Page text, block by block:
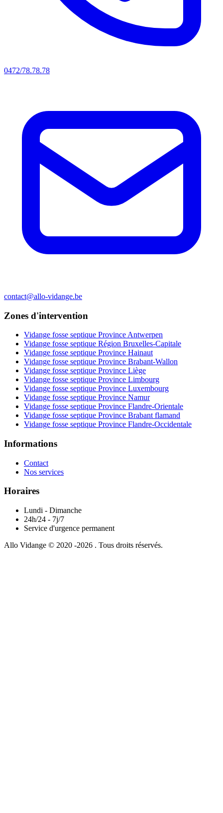
0472/78.78.78
contact@allo-vidange.be
Zones d'intervention
Vidange fosse septique Province Antwerpen
Vidange fosse septique Région Bruxelles-Capitale
Vidange fosse septique Province Hainaut
Vidange fosse septique Province Brabant-Wallon
Vidange fosse septique Province Liège
Vidange fosse septique Province Limbourg
Vidange fosse septique Province Luxembourg
Vidange fosse septique Province Namur
Vidange fosse septique Province Flandre-Orientale
Vidange fosse septique Province Brabant flamand
Vidange fosse septique Province Flandre-Occidentale
Informations
Contact
Nos services
Horaires
Lundi - Dimanche
24h/24 - 7j/7
Service d'urgence permanent
Allo Vidange © 2020 -2026 . Tous droits réservés.